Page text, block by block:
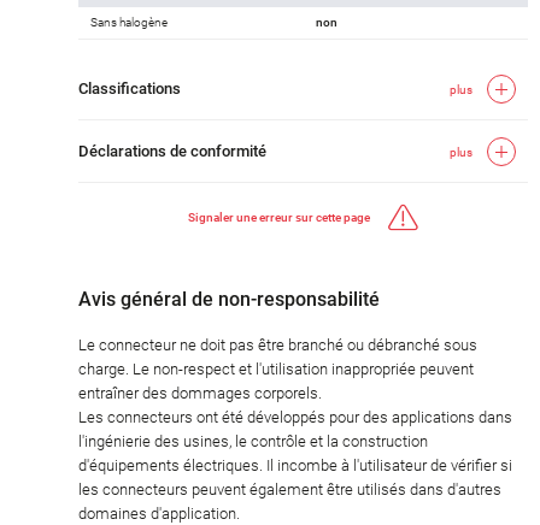
Sans halogène non
Classifications plus
Déclarations de conformité plus
Signaler une erreur sur cette page
Avis général de non-responsabilité
Le connecteur ne doit pas être branché ou débranché sous
charge. Le non-respect et l'utilisation inappropriée peuvent
entraîner des dommages corporels.
Les connecteurs ont été développés pour des applications dans
l'ingénierie des usines, le contrôle et la construction
d'équipements électriques. Il incombe à l'utilisateur de vérifier si
les connecteurs peuvent également être utilisés dans d'autres
domaines d'application.